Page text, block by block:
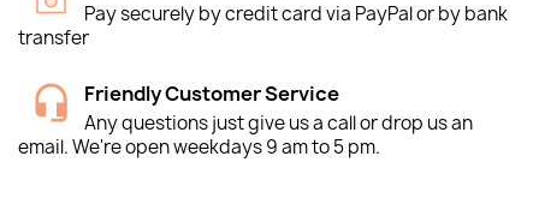
Pay securely by credit card via PayPal or by bank
transfer
Friendly Customer Service
Any questions just give us a call or drop us an
email. We're open weekdays 9 am to 5 pm.